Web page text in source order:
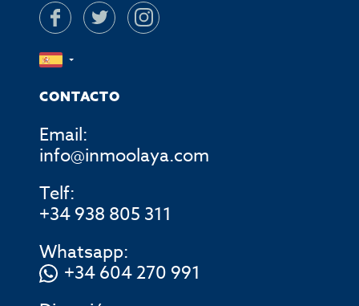
CONTACTO
Email:
info@inmoolaya.com
Telf:
+34 938 805 311
Whatsapp:
+34 604 270 991